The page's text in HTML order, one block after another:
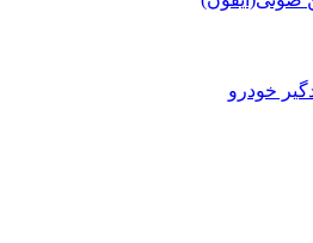
خودرو